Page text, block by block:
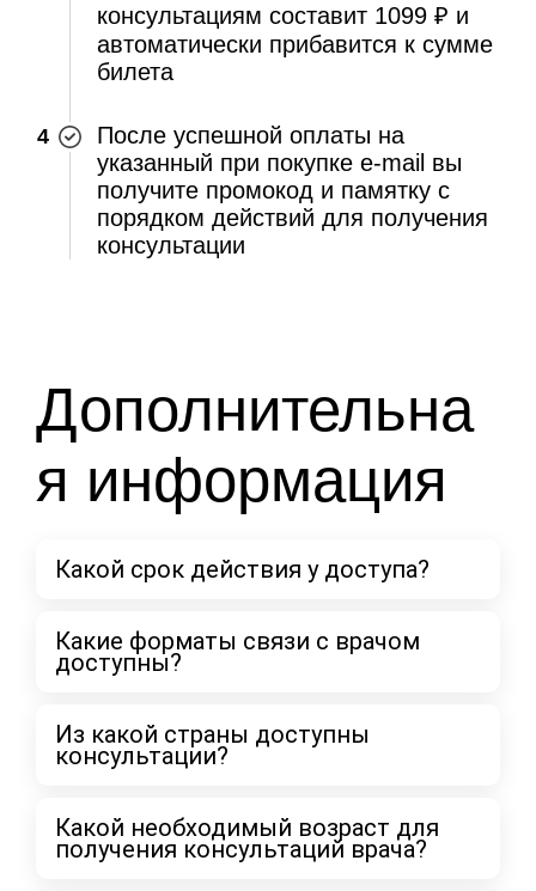
консультациям составит 1099 ₽ и
автоматически прибавится к сумме
билета
После успешной оплаты на
указанный при покупке e-mail вы
получите промокод и памятку с
порядком действий для получения
консультации
Дополнительна
я информация
Какой срок действия у доступа?
Какие форматы связи с врачом
доступны?
Из какой страны доступны
консультации?
Какой необходимый возраст для
получения консультаций врача?